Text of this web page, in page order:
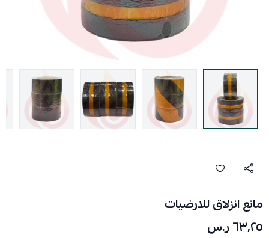
مانع انزلاق للارضيات
٦٣٫٢٥ ر.س